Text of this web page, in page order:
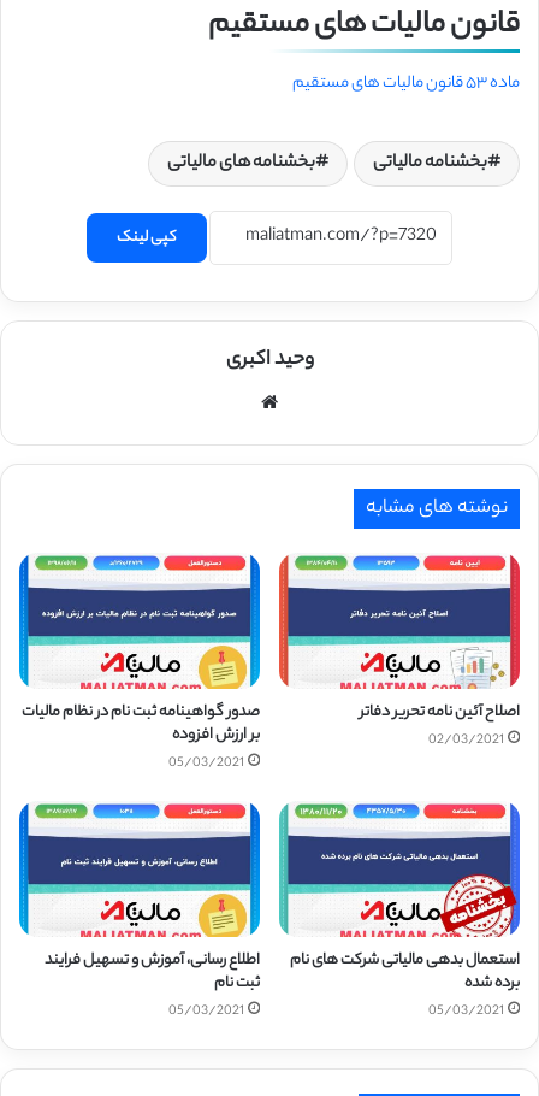
قانون مالیات های مستقیم
ماده ۵۳ قانون مالیات های مستقیم
بخشنامه مالیاتی بخشنامه های مالیاتی
کپی لینک
وحید اکبری
نوشته های مشابه
اصلاح آئین نامه تحریر دفاتر
02/03/2021
صدور گواهینامه ثبت نام در نظام مالیات
بر ارزش افزوده
05/03/2021
استعمال بدهی مالیاتی شرکت های نام
برده شده
05/03/2021
اطلاع رسانی، آموزش و تسهیل فرایند
ثبت نام
05/03/2021